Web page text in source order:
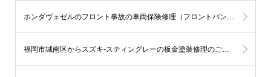
ホンダヴェゼルのフロント事故の車両保険修理（フロントバンパー＆ヘッドライト＆フェンダー）福岡市早良区
福岡市城南区からスズキ-スティングレーの板金塗装修理のご依頼です